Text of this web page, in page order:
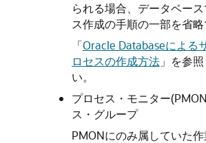
られる場合、データベー
ス作成の手順の一部を省略
「Oracle Databaseによる
ロセスの作成方法 」 を参
い。
プロセス・モニター
ス・グループ
PMONにのみ属していた作